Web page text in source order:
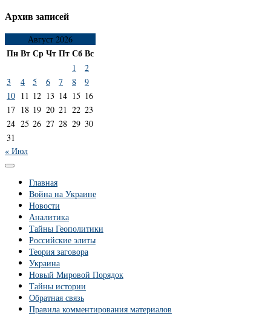
Архив записей
Август 2026
ПнВтСрЧтПтСбВс
1
2
3
4 5 6 7 8
9
10 11 12 13 14 15 16
17 18 19 20 21 22 23
24 25 26 27 28 29 30
31
« Июл
Главная
Война на Украине
Новости
Аналитика
Тайны Геополитики
Российские элиты
Теория заговора
Украина
Новый Мировой Порядок
Тайны истории
Обратная связь
Правила комментирования материалов